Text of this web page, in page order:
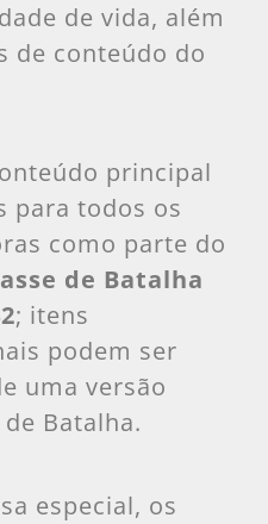
de vida, além
de conteúdo do
principal
para todos os
como parte do
de Batalha
; itens
podem ser
uma versão
Batalha.
especial, os